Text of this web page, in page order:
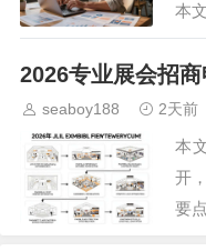
本
场
置
备
2026专业展会招
seaboy188 2天前
本
开
要